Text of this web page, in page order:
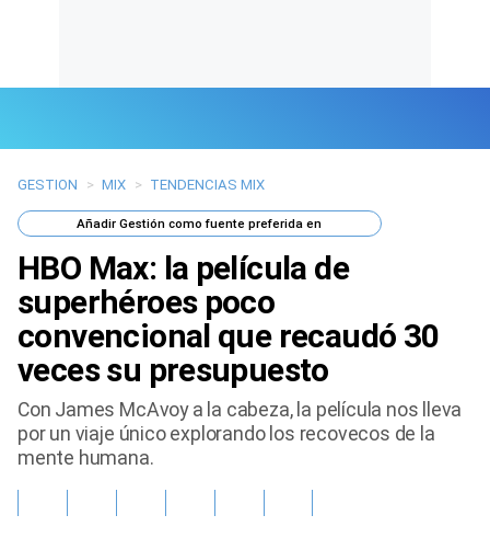
Últimas Noticias
Mi Bolsillo
Respuestas
Gente
Tendencias Mix
Sports
GESTION > MIX > TENDENCIAS MIX
AñadirGestión como fuente preferida en
HBO Max: la película de
superhéroes poco
convencional que recaudó 30
veces su presupuesto
Con James McAvoy a la cabeza, la película nos lleva
por un viaje único explorando los recovecos de la
mente humana.